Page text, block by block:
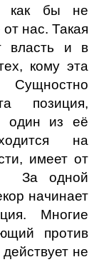
как бы не
нас. Такая
власть и в
кому эта
позиция,
один из её
на
имеет от
За одной
начинает
Многие
против
не